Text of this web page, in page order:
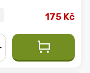
175 Kč